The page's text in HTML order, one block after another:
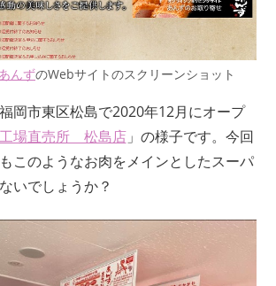
んずのWebサイトのスクリーンショット
岡市東区松島で2020年12月にオープ
場直売所 松島店」の様子です。今回
このようなお肉をメインとしたスーパ
いでしょうか？